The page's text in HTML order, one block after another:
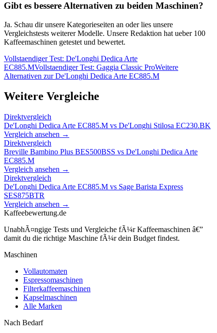
Gibt es bessere Alternativen zu beiden Maschinen?
Ja. Schau dir unsere Kategorieseiten an oder lies unsere
Vergleichstests weiterer Modelle. Unsere Redaktion hat ueber 100
Kaffeemaschinen getestet und bewertet.
Vollstaendiger Test: De'Longhi Dedica Arte
EC885.MVollstaendiger Test: Gaggia Classic ProWeitere
Alternativen zurDe'Longhi Dedica Arte EC885.M
Weitere Vergleiche
Direktvergleich
De'Longhi Dedica Arte EC885.M vs De'Longhi Stilosa EC230.BK
Vergleich ansehen →
Direktvergleich
Breville Bambino Plus BES500BSS vs De'Longhi Dedica Arte
EC885.M
Vergleich ansehen →
Direktvergleich
De'Longhi Dedica Arte EC885.M vs Sage Barista Express
SES875BTR
Vergleich ansehen →
Kaffeebewertung.de
UnabhÃ¤ngige Tests und Vergleiche fÃ¼r Kaffeemaschinen â€”
damit du die richtige Maschine fÃ¼r dein Budget findest.
Maschinen
Vollautomaten
Espressomaschinen
Filterkaffeemaschinen
Kapselmaschinen
Alle Marken
Nach Bedarf